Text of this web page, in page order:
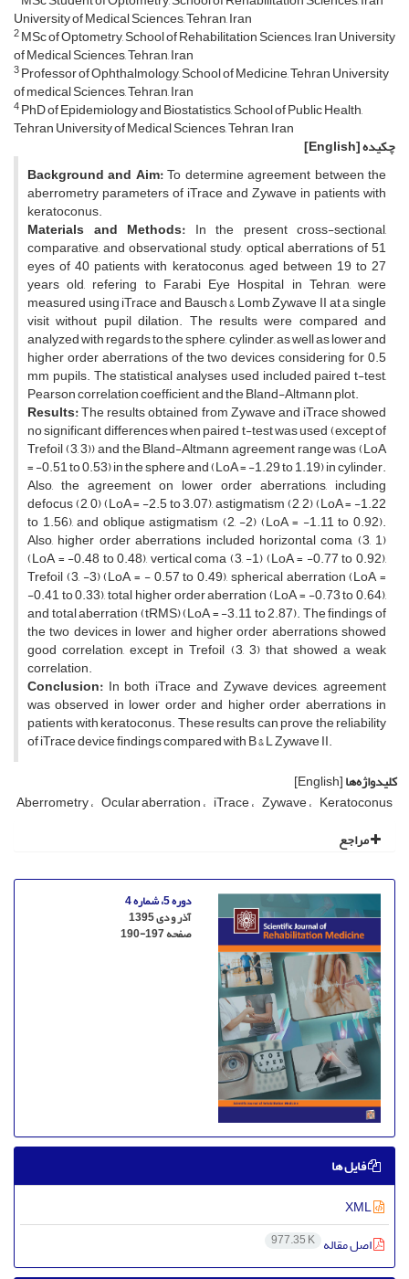
University of Medical Sciences, Tehran, Iran
2MSc of Optometry, School of Rehabilitation Sciences, Iran University
of Medical Sciences, Tehran, Iran
3Professor of Ophthalmology, School of Medicine, Tehran University
of medical Sciences, Tehran, Iran
4PhD of Epidemiology and Biostatistics, School of Public Health,
Tehran University of Medical Sciences, Tehran, Iran
چکیده[English]
Background and Aim:To determine agreement between the
aberrometry parameters of iTrace and Zywave in patients with
keratoconus.
Materials and Methods: In the present cross-sectional,
comparative, and observational study, optical aberrations of 51
eyes of 40 patients with keratoconus, aged between 19 to 27
years old, refering to Farabi Eye Hospital in Tehran, were
measured using iTrace and Bausch & Lomb Zywave II at a single
visit without pupil dilation. The results were compared and
analyzed with regards to the sphere, cylinder, as well as lower and
higher order aberrations of the two devices considering for 0.5
mm pupils. The statistical analyses used included paired t-test,
Pearson correlation coefficient, and the Bland-Altmann plot.
Results:The results obtained from Zywave and iTrace showed
no significant differences when paired t-test was used (except of
Trefoil (3, 3)) and the Bland-Altmann agreement range was (LoA
= -0.51 to 0.53) in the sphere and (LoA = -1.29 to 1.19) in cylinder.
Also, the agreement on lower order aberrations, including
defocus (2, 0) (LoA = -2.5 to 3.07), astigmatism (2, 2) (LoA = -1.22
to 1.56), and oblique astigmatism (2, -2) (LoA = -1.11 to 0.92).
Also, higher order aberrations included horizontal coma (3, 1)
(LoA = -0.48 to 0.48), vertical coma (3, -1) (LoA = -0.77 to 0.92),
Trefoil (3, -3) (LoA = - 0.57 to 0.49), spherical aberration (LoA =
-0.41 to 0.33), total higher order aberration (LoA = -0.73 to 0.64),
and total aberration (tRMS) (LoA = -3.11 to 2.87). The findings of
the two devices in lower and higher order aberrations showed
good correlation, except in Trefoil (3, 3) that showed a weak
correlation.
Conclusion: In both iTrace and Zywave devices, agreement
was observed in lower order and higher order aberrations in
patients with keratoconus. These results can prove the reliability
of iTrace device findings compared with B & L Zywave II.
کلیدواژه‌ها[English]
Aberrometry Ocular aberration iTrace Zywave Keratoconus
مراجع
دوره 5، شماره 4
آذر و دی 1395
صفحه190-197
فایل ها
اصل مقاله 977.35 K